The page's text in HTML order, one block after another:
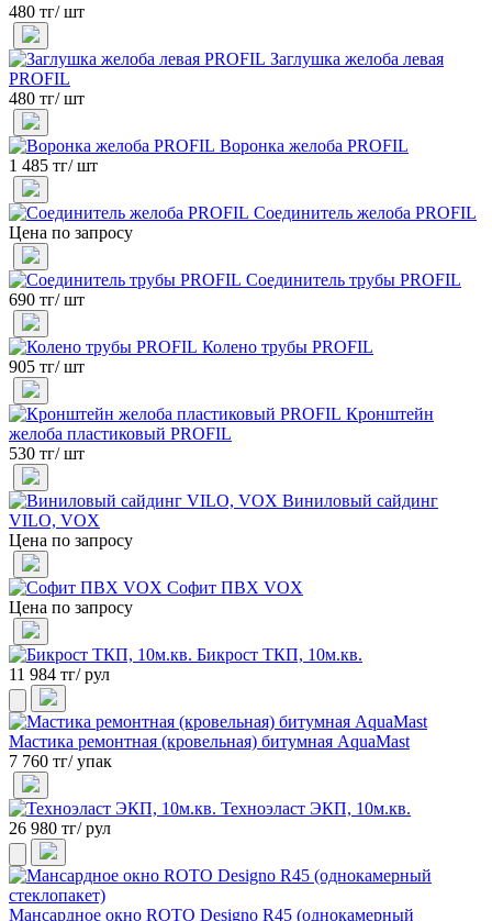
480 тг/ шт
Заглушка желоба левая
PROFIL
480 тг/ шт
Воронка желоба PROFIL
1 485 тг/ шт
Соединитель желоба PROFIL
Цена по запросу
Соединитель трубы PROFIL
690 тг/ шт
Колено трубы PROFIL
905 тг/ шт
Кронштейн
желоба пластиковый PROFIL
530 тг/ шт
Виниловый сайдинг
VILO, VOX
Цена по запросу
Софит ПВХ VOX
Цена по запросу
Бикрост ТКП, 10м.кв.
11 984 тг/ рул
Мастика ремонтная (кровельная) битумная AquaMast
7 760 тг/ упак
Техноэласт ЭКП, 10м.кв.
26 980 тг/ рул
Мансардное окно ROTO Designo R45 (однокамерный